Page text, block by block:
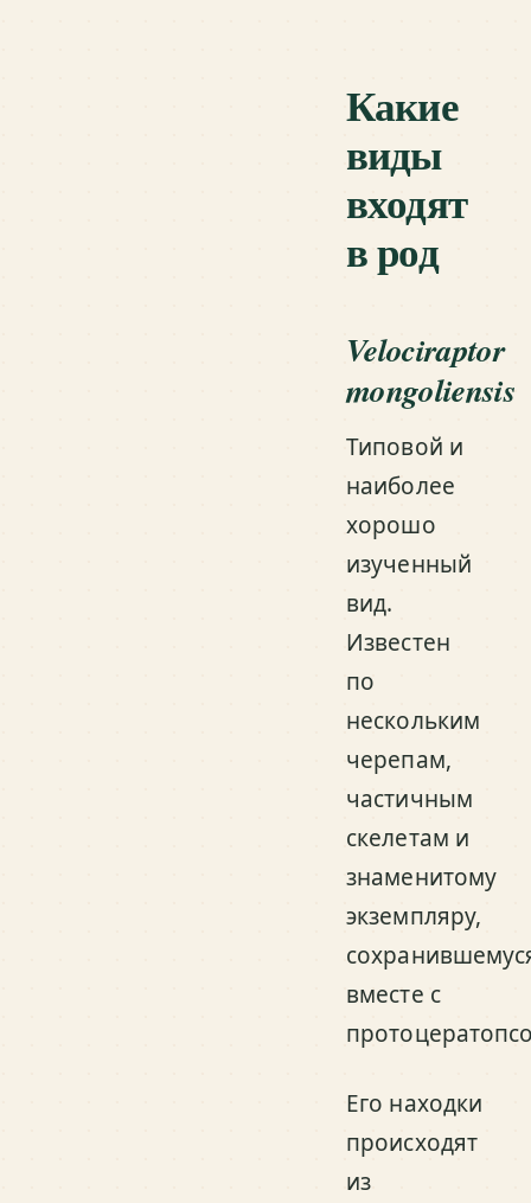
Какие
виды
входят
в род
Velociraptor
mongoliensis
Типовой и
наиболее
хорошо
изученный
вид.
Известен
по
нескольким
черепам,
частичным
скелетам и
знаменитому
экземпляру,
вместе с
Его находки
происходят
из